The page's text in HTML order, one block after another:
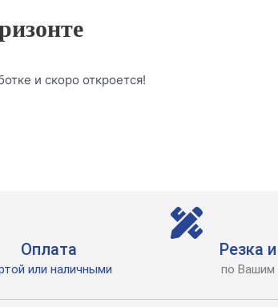
и скоро откроется!
Оплата
или наличными
Резка
по Вашим